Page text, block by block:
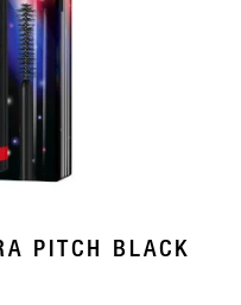
PITCH BLACK